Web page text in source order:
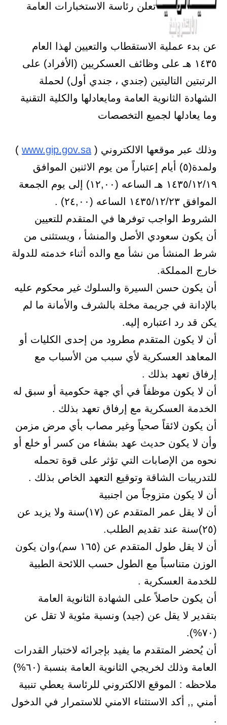
تعلن رئاسة الاستخبارات العامة
عن بدء عملية الاستقطاب والتعيين لهذا العام
١٤٣٥ هـ على وظائف العسكريين (الأفراد) على
الرتبتين التاليتين (جندي ، جندي أول) لحملة
الشهادة الثانوية العامة ومايعادلها والكلية التقنية
وما يعادلها لجميع التخصصات
وذلك عبر موقعها الالكتروني ( www.gip.gov.sa
)
ولمدة(٥) أيام إعتباراً من يوم الاثنين الموافق
١٤٣٥/١٢/١٩ هـ الساعه (١٢,٠٠) إلى يوم الجمعة
الموافق ١٤٣٥/١٢/٢٣ الساعه (٢٤,٠٠) .
الشروط الواجب توفرها في المتقدم للتعيين
أن يكون سعودي الأصل والمنشأ ، ويستثنى من
شرط المنشأ من نشأ مع والده أثناء خدمته للدولة
خارج المملكة.
أن يكون حسن السيرة والسلوك غير محكوم عليه
بالإدانة في جريمة مخلة بالشرف والأمانة ما لم
يكن قد رد اعتباره إليه.
أن لا يكون المتقدم مطرود من إحدى الكليات أو
المعاهد العسكرية لأي سبب من الأسباب مع
إرفاق تعهد بذلك .
أن لا يكون موظفاً في أي جهة حكومية أو سبق له
الخدمة العسكرية مع إرفاق تعهد بذلك .
أن يكون لائقاً صحياً وغير مصاب بأي مرض مزمن
وأن لا يكون حديث عهد بشفاء من كسر أو خلع أو
نحوه من الإصابات التي تؤثر على قوة تحمله
للتدريبات الشاقة وتوقيع التعهد الخاص بذلك .
أن لا يكون متزوجاً من اجنبية
أن لا يقل عمر المتقدم عن (١٧)سنة ولا يزيد عن
(٢٥)سنة عند تقديم الطلب.
أن لا يقل طول المتقدم عن (١٦٥ سم)،وان يكون
الوزن متناسباً مع الطول حسب اللائحة الطبية
للخدمة العسكرية .
أن يكون حاصلاً على الشهادة الثانوية العامة
بتقدير لا يقل عن (جيد) ونسية مئوية لا تقل عن
(٧٠%).
أن يُحضر المتقدم ما يفيد بإجرائه لاختبار القدرات
العامة وذلك لخريجي الثانوية العامة بنسبة (٦٠%)
ملاحظه : الموقع الالكتروني للرئاسة يعطي تنبية
أمني ,, أكد الاستثناء الامني للاستمرار في الدخول
.